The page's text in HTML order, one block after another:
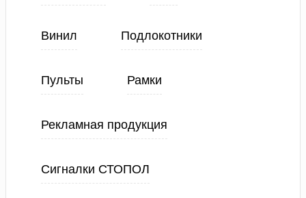
Винил Подлокотники
Пульты Рамки
Рекламная продукция
Сигналки СТОПОЛ